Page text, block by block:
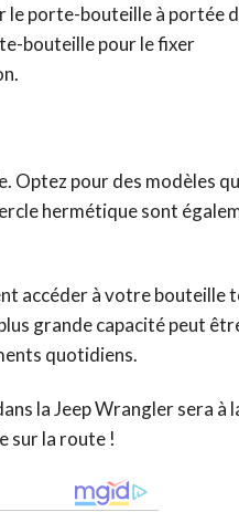
le porte-bouteille à portée
bouteille pour le fixer
Optez pour des modèles
hermétique sont
accéder à votre bouteille
grande capacité peut
quotidiens.
la Jeep Wrangler sera à
sur la route !